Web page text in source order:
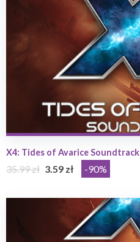
X4: Tides of Avarice Soundtrack
35.99 zł 3.59 zł -90%